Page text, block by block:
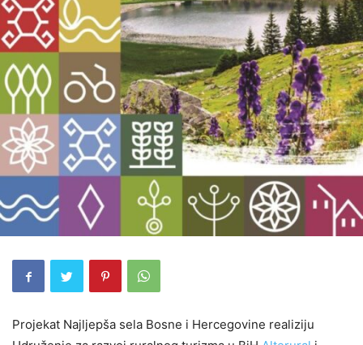
Projekat Najljepša sela Bosne i Hercegovine realiziju